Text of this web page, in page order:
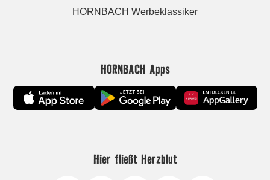
HORNBACH Werbeklassiker
HORNBACH Apps
Hier fließt Herzblut